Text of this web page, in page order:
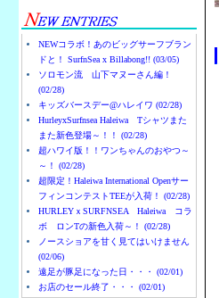
NEWコラボ！あのビッグサーフブラン
ドと！ SurfnSea x Billabong!! (03/05)
ソロモン流 山下マヌーさん編！
(02/28)
キッズバースデー@ハレイワ (02/28)
HurleyxSurfnsea Haleiwa Tシャツまた
また新色登場～！！ (02/28)
超ハワイ版！！ワンちゃんのおやつ～
～！ (02/28)
超限定！Haleiwa International Openサー
フィンコンテストTEEが入荷！ (02/28)
HURLEYｘSURFNSEA Haleiwa コラ
ボ ロンTの新色入荷～！ (02/28)
ノースショアを甘く見てはいけません
(02/06)
遠足が豚足になった日・・・ (02/01)
お店のセール終了・・・ (02/01)